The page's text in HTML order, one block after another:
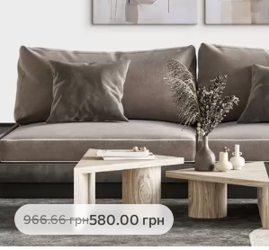
966.66грн580.00 грн